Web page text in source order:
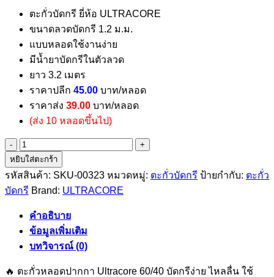
ตะกั่วบัดกรี ยี่ห้อ ULTRACORE
ขนาดลวดบัดกรี 1.2 ม.ม.
แบบหลอดใช้งานง่าย
มีน้ำยาบัดกรีในตัวลวด
ยาว 3.2 เมตร
ราคาปลีก 45.00 บาท/หลอด
ราคาส่ง 39.00 บาท/หลอด
(ส่ง 10 หลอดขึ้นไป)
จำนวน
ตะกั่ว
หลอด
ปากกา
1.2
มม.
ยาว
เมตร
หยิบใส่ตะกร้า
รหัสสินค้า: SKU-00323 หมวดหมู่: ตะกั่วบัดกรี ป้ายกำกับ: ตะกั่ว
บัดกรี Brand: ULTRACORE
คำอธิบาย
ข้อมูลเพิ่มเติม
บทวิจารณ์ (0)
🔥 ตะกั่วหลอดปากกา Ultracore 60/40 บัดกรีง่าย ไหลลื่น ใช้